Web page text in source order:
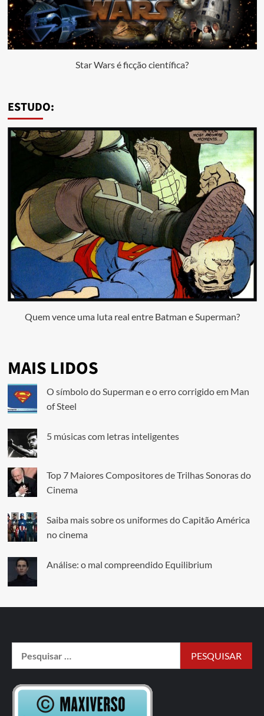
Star Wars é ficção científica?
ESTUDO:
Quem vence uma luta real entre Batman e Superman?
MAIS LIDOS
O símbolo do Superman e o erro corrigido em Man
of Steel
5 músicas com letras inteligentes
Top 7 Maiores Compositores de Trilhas Sonoras do
Cinema
Saiba mais sobre os uniformes do Capitão América
no cinema
Análise: o mal compreendido Equilibrium